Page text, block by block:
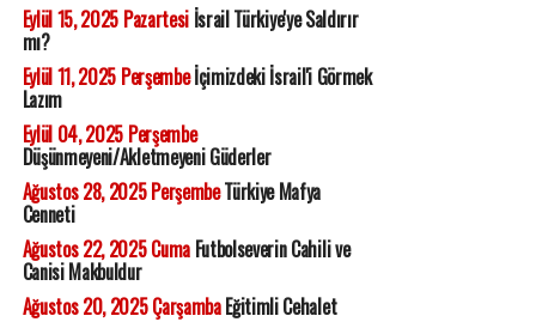
Eylül 15, 2025 Pazartesiİsrail Türkiye'ye Saldırır
mı?
Eylül 11, 2025 Perşembeİçimizdeki İsrail'i Görmek
Lazım
Eylül 04, 2025 Perşembe
Düşünmeyeni/Akletmeyeni Güderler
Ağustos 28, 2025 PerşembeTürkiye Mafya
Cenneti
Ağustos 22, 2025 CumaFutbolseverin Cahili ve
Canisi Makbuldur
Ağustos 20, 2025 ÇarşambaEğitimli Cehalet